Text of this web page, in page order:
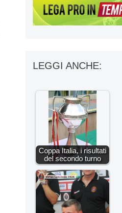
LEGGI ANCHE:
Coppa Italia, i risultati
del secondo turno